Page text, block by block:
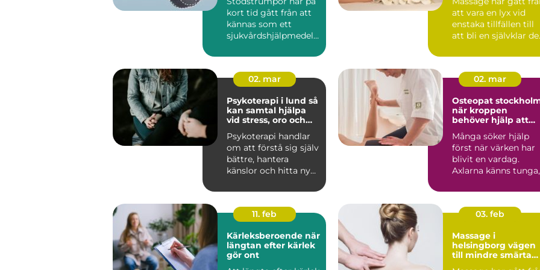
kort tid gått från att
kännas som ett
sjukvårdshjälpmedel
att vara en lyx vid
enstaka tillfällen till
att bli en självklar
02. mar
Psykoterapi i lund så
kan samtal hjälpa
vid stress, oro och
Psykoterapi handlar
om att förstå sig själv
bättre, hantera
känslor och hitta nya
02. mar
Osteopat
när kroppen
behöver hjälp att
Många söker hjälp
först när värken har
blivit en vardag.
Axlarna känns tunga,
protesterar...
11. feb
Kärleksberoende när
längtan efter kärlek
gör ont
03. feb
Massage i
helsingborg vägen
till mindre smärta